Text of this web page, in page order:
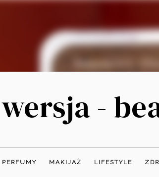
-
PERFUMY MAKIJAŻ LIFESTYLE